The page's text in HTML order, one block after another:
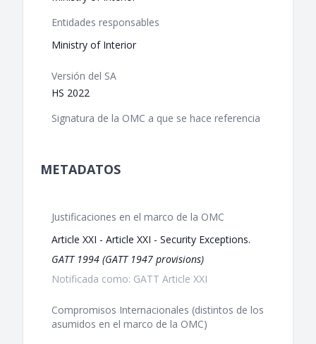
Entidades responsables
Ministry of Interior
Versión del SA
HS 2022
Signatura de la OMC a que se hace referencia
METADATOS
Justificaciones en el marco de la OMC
Article XXI - Article XXI - Security Exceptions.
GATT 1994 (GATT 1947 provisions)
Notificada como: GATT Article XXI
Compromisos Internacionales (distintos de los
asumidos en el marco de la OMC)